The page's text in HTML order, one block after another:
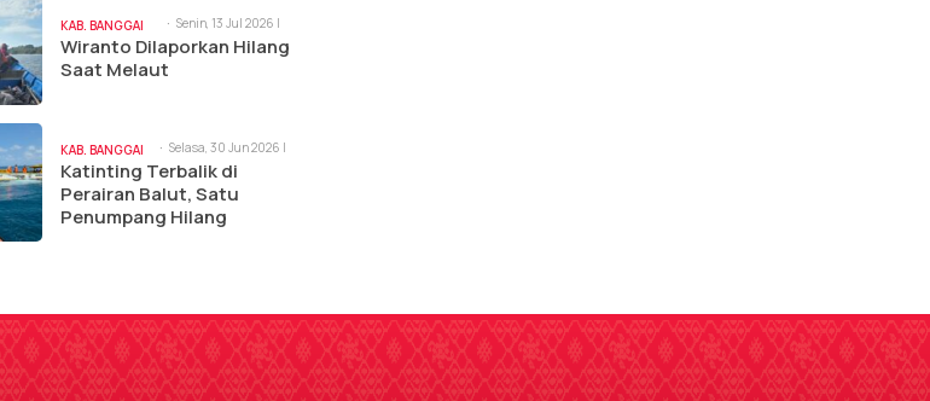
KAB. BANGGAI
LAUT
Senin, 13 Jul 2026 |
2:13 pm
Wiranto Dilaporkan Hilang
Saat Melaut
KAB. BANGGAI
LAUT
Selasa, 30 Jun 2026 |
11:03 am
Katinting Terbalik di
Perairan Balut, Satu
Penumpang Hilang